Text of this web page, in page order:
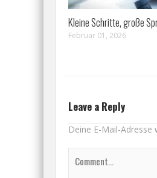
Kleine Schritte, große
Februar 01, 2026
Leave a Reply
Deine E-Mail-